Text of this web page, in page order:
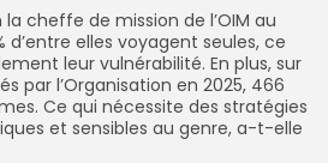
cheffe de mission de l’OIM au
d’entre elles voyagent seules, ce
leur vulnérabilité. En plus, sur
par l’Organisation en 2025, 466
Ce qui nécessite des stratégies
et sensibles au genre, a-t-elle